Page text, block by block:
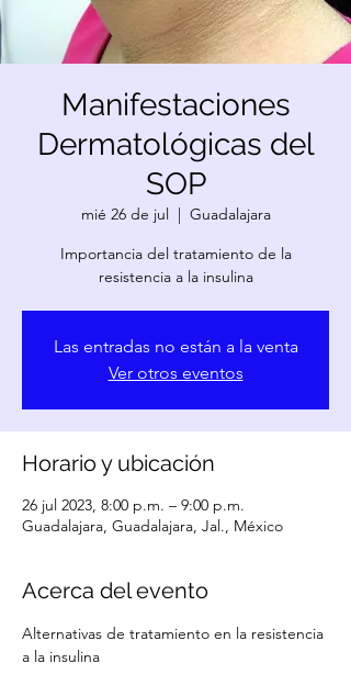
Manifestaciones
Dermatológicas del
SOP
mié 26 de jul
  |
Guadalajara
Importancia del tratamiento de la
resistencia a la insulina
Las entradas no están a la venta
Ver otros eventos
Horario y ubicación
26 jul 2023, 8:00 p.m. – 9:00 p.m.
Guadalajara, Guadalajara, Jal., México
Acerca del evento
Alternativas de tratamiento en la resistencia
a la insulina